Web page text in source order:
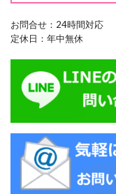
お問合せ：24時間対応
定休日：年中無休